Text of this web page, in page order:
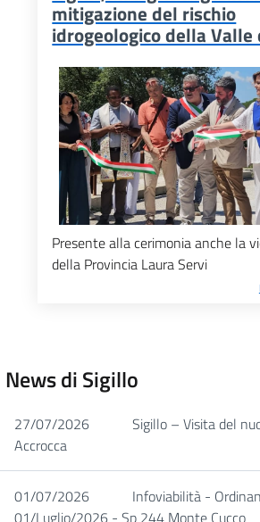
mitigazione del rischio
idrogeologico della Valle
Presente alla cerimonia anche la
della Provincia Laura Servi
News di Sigillo
27/07/2026
Sigillo – Visita del
Accrocca
01/07/2026
Infoviabilità -
01/Luglio/2026 - Sp 244 Monte Cucco